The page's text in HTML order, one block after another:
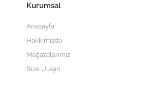
Kurumsal
Anasayfa
Hakkımızda
Mağazalarımız
Bize Ulaşın